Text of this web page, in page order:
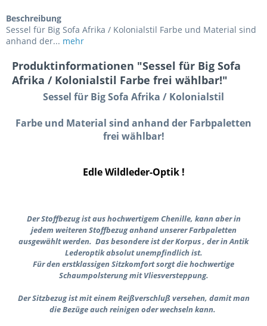
Beschreibung
Sessel für Big Sofa Afrika / Kolonialstil Farbe und Material sind
anhand der... mehr
Produktinformationen "Sessel für Big Sofa
Afrika / Kolonialstil Farbe frei wählbar!"
Sessel für Big Sofa Afrika / Kolonialstil
Farbe und Material sind anhand der Farbpaletten
frei wählbar!
Edle Wildleder-Optik !
Der Stoffbezug ist aus hochwertigem Chenille, kann aber in
jedem weiteren Stoffbezug anhand unserer Farbpaletten
ausgewählt werden. Das besondere ist der Korpus , der in Antik
Lederoptik absolut unempfindlich ist.
Für den erstklassigen Sitzkomfort sorgt die hochwertige
Schaumpolsterung mit Vliesversteppung.
Der Sitzbezug ist mit einem Reißverschluß versehen, damit man
die Bezüge auch reinigen oder wechseln kann.